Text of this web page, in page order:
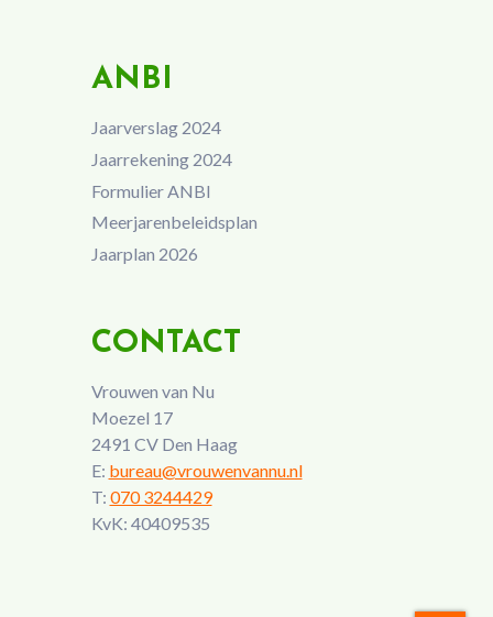
ANBI
Jaarverslag 2024
Jaarrekening 2024
Formulier ANBI
Meerjarenbeleidsplan
Jaarplan 2026
CONTACT
Vrouwen van Nu
Moezel 17
2491 CV Den Haag
E: bureau@vrouwenvannu.nl
T: 070 3244429
KvK: 40409535